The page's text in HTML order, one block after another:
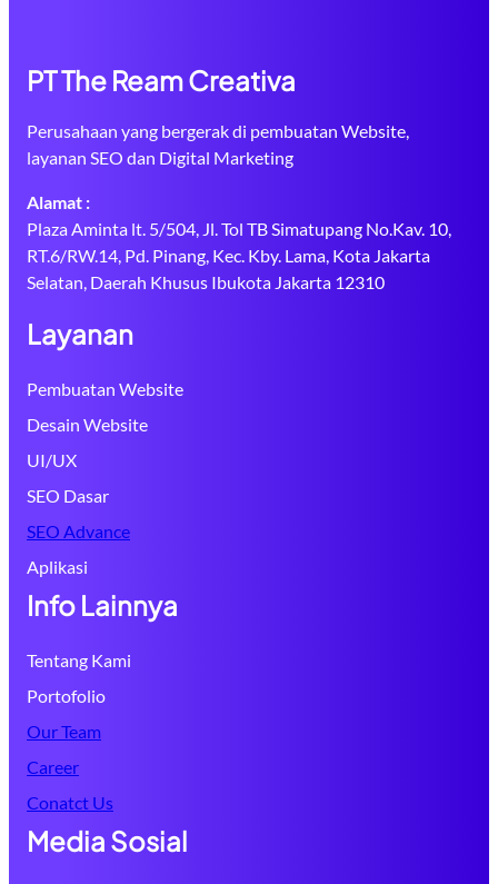
PT The Ream Creativa
Perusahaan yang bergerak di pembuatan Website,
layanan SEO dan Digital Marketing
Alamat :
Plaza Aminta lt. 5/504, Jl. Tol TB Simatupang No.Kav. 10,
RT.6/RW.14, Pd. Pinang, Kec. Kby. Lama, Kota Jakarta
Selatan, Daerah Khusus Ibukota Jakarta 12310
Layanan
Pembuatan Website
Desain Website
UI/UX
SEO Dasar
SEO Advance
Aplikasi
Info Lainnya
Tentang Kami
Portofolio
Our Team
Career
Conatct Us
Media Sosial